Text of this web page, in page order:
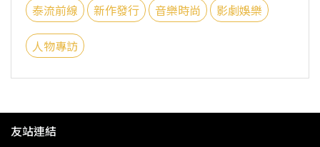
泰流前線 新作發行 音樂時尚 影劇娛樂
人物專訪
友站連結